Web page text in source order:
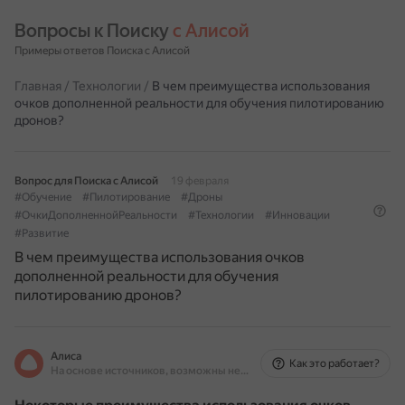
Вопросы к Поиску с Алисой
Примеры ответов Поиска с Алисой
Главная / Технологии / В чем преимущества использования
очков дополненной реальности для обучения пилотированию
дронов?
Вопрос для Поиска с Алисой
19 февраля
#Обучение
#Пилотирование
#Дроны
#ОчкиДополненнойРеальности
#Технологии
#Инновации
#Развитие
В чем преимущества использования очков
дополненной реальности для обучения
пилотированию дронов?
Алиса
На основе источников, возможны неточности
Как это работает?